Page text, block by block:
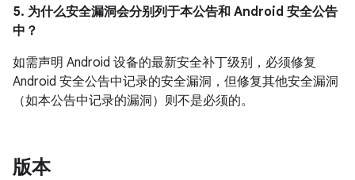
5. 为什么安全漏洞会分别列于本公告和 Android 安全公告
中？
如需声明 Android 设备的最新安全补丁级别，必须修复
Android 安全公告中记录的安全漏洞，但修复其他安全漏洞
（如本公告中记录的漏洞）则不是必须的。
版本